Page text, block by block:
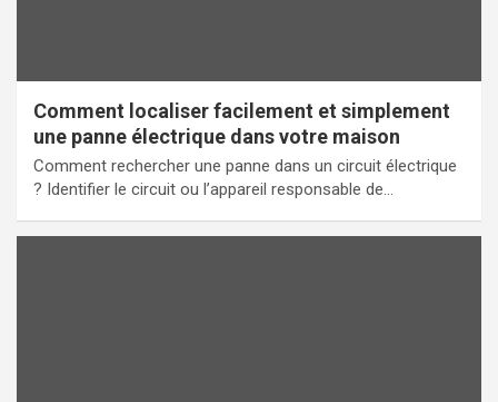
Comment localiser facilement et simplement
une panne électrique dans votre maison
Comment rechercher une panne dans un circuit électrique
? Identifier le circuit ou l’appareil responsable de…